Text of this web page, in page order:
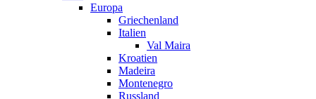
Europa
Griechenland
Italien
Val Maira
Kroatien
Madeira
Montenegro
Russland